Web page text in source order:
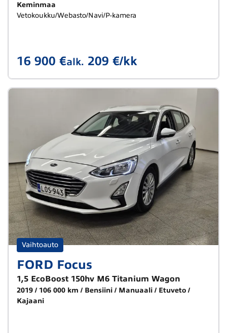
Keminmaa
Vetokoukku/Webasto/Navi/P-kamera
16 900 €alk. 209 €/kk
Vaihtoauto
FORD Focus
1,5 EcoBoost 150hv M6 Titanium Wagon
2019 106 000 km Bensiini Manuaali
Etuveto
Kajaani